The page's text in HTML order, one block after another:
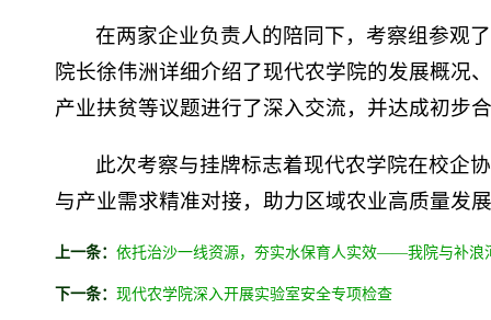
在两家企业负责人的陪同下，考察组参观
院长徐伟洲详细介绍了现代农学院的发展概况
产业扶贫等议题进行了深入交流，并达成初步
此次考察与挂牌标志着现代农学院在校企
与产业需求精准对接，助力区域农业高质量发
上一条： 依托治沙一线资源，夯实水保育人实效——我院与补浪
下一条： 现代农学院深入开展实验室安全专项检查